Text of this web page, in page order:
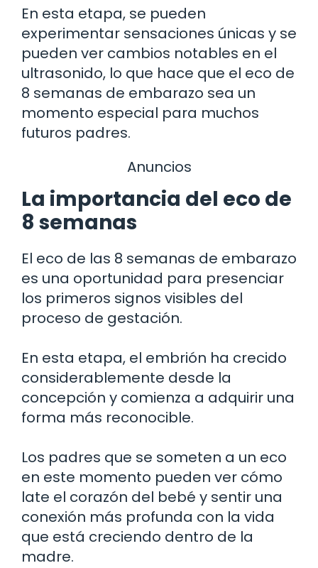
En esta etapa, se pueden
experimentar sensaciones únicas y se
pueden ver cambios notables en el
ultrasonido, lo que hace que el eco de
8 semanas de embarazo sea un
momento especial para muchos
futuros padres.
Anuncios
La importancia del eco de
8 semanas
El eco de las 8 semanas de embarazo
es una oportunidad para presenciar
los primeros signos visibles del
proceso de gestación.
En esta etapa, el embrión ha crecido
considerablemente desde la
concepción y comienza a adquirir una
forma más reconocible.
Los padres que se someten a un eco
en este momento pueden ver cómo
late el corazón del bebé y sentir una
conexión más profunda con la vida
que está creciendo dentro de la
madre.